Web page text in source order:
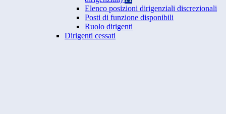
Elenco posizioni dirigenziali discrezionali
Posti di funzione disponibili
Ruolo dirigenti
Dirigenti cessati